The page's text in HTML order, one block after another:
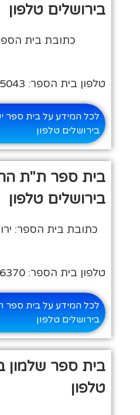
בירושלים טלפון
כתובת בית
טלפון בית הספר: 02-5325043
לכל המידע על בית ספר
בירושלים טלפון
בית ספר ת"ת
בירושלים טלפון
כתובת בית הספר:
טלפון בית הספר: 02-6516370
לכל המידע על בית ספר
בירושלים טלפון
בית ספר שלמון
טלפון